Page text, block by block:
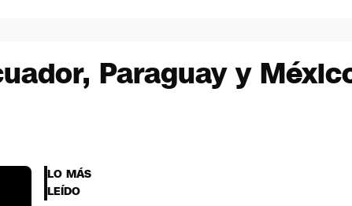
Paraguay y
LO MÁS
LEÍDO